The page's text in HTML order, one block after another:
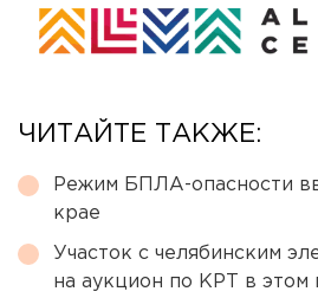
ЧИТАЙТЕ ТАКЖЕ:
Режим БПЛА-опасности
крае
Участок с челябинским
на аукцион по КРТ в этом